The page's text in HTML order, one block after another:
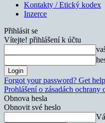
Kontakty / Etický kodex
Inzerce
Přihlásit se
Vítejte! přihlášení k účtu
Forgot your password? Get help
Prohlášení o zásadách ochrany
Obnova hesla
Obnovit své heslo